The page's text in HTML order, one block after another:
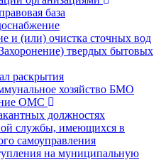
база
и (или) очистка сточных вод
твердых бытовых
раскрытия
хозяйство БМО
ОМС
должностях
службы, имеющихся в
самоуправления
на муниципальную